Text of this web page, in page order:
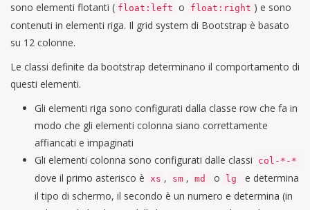
sono elementi flotanti ( float:left o float:right ) e sono
contenuti in elementi riga. Il grid system di Bootstrap è basato
su 12 colonne.
Le classi definite da bootstrap determinano il comportamento di
questi elementi.
Gli elementi riga sono configurati dalla classe row che fa in
modo che gli elementi colonna siano correttamente
affiancati e impaginati
Gli elementi colonna sono configurati dalle classi
col-*-*
dove il primo asterisco è xs , sm , md o lg
e determina
il tipo di schermo, il secondo è un numero e determina (in